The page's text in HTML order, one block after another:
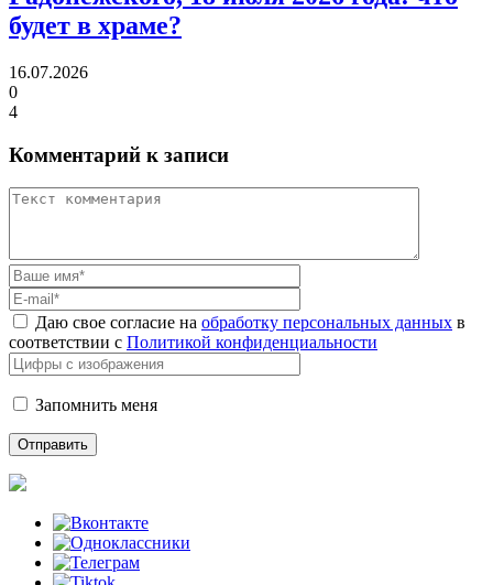
будет в храме?
16.07.2026
0
4
Комментарий к записи
Даю свое согласие на обработку персональных данных в
соответствии с Политикой конфиденциальности
Запомнить меня